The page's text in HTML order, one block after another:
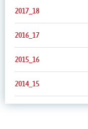
2017_18
2016_17
2015_16
2014_15